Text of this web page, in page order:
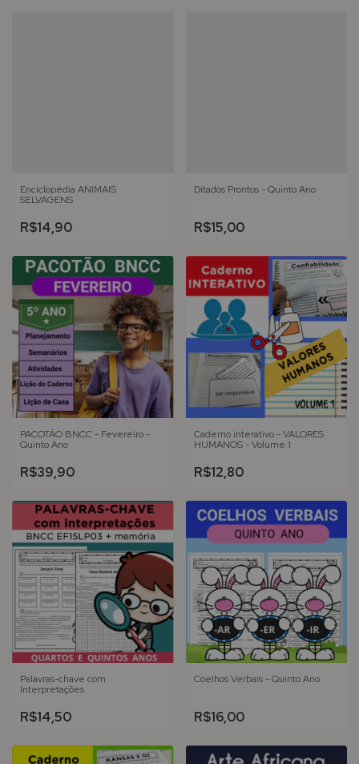
Enciclopédia ANIMAIS
SELVAGENS
R$14,90
Ditados Prontos - Quinto Ano
R$15,00
PACOTÃO BNCC - Fevereiro -
Quinto Ano
R$39,90
Caderno interativo - VALORES
HUMANOS - Volume 1
R$12,80
Palavras-chave com
Interpretações
R$14,50
Coelhos Verbais - Quinto Ano
R$16,00